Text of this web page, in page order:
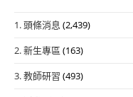
1. 頭條消息 (2,439)
2. 新生專區 (163)
3. 教師研習 (493)